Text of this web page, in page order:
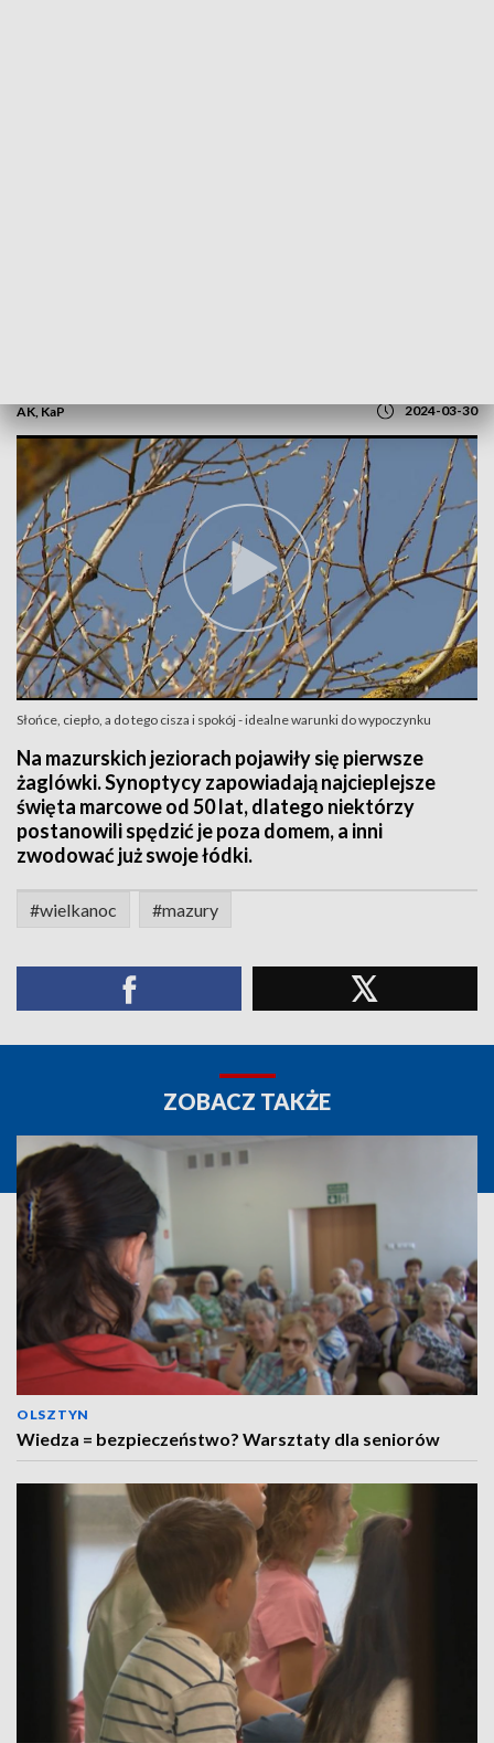
AK, KaP 2024-03-30
Słońce, ciepło, a do tego cisza i spokój - idealne warunki do wypoczynku
Na mazurskich jeziorach pojawiły się pierwsze
żaglówki. Synoptycy zapowiadają najcieplejsze
święta marcowe od 50 lat, dlatego niektórzy
postanowili spędzić je poza domem, a inni
zwodować już swoje łódki.
#wielkanoc #mazury
ZOBACZ TAKŻE
OLSZTYN
Wiedza = bezpieczeństwo? Warsztaty dla seniorów